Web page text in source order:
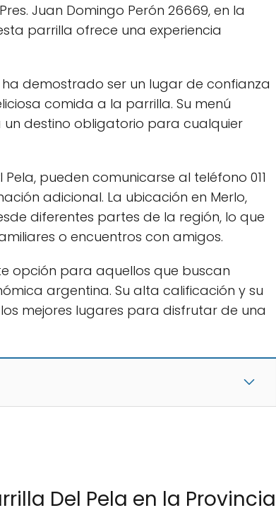
Juan Domingo Perón 26669, en la
parrilla ofrece una experiencia
ha demostrado ser un lugar de confianza
comida a la parrilla. Su menú
destino obligatorio para cualquier
pueden comunicarse al teléfono 011
adicional. La ubicación en Merlo,
diferentes partes de la región, lo que
o encuentros con amigos.
opción para aquellos que buscan
argentina. Su alta calificación y su
mejores lugares para disfrutar de una
Del Pela en la Provincia